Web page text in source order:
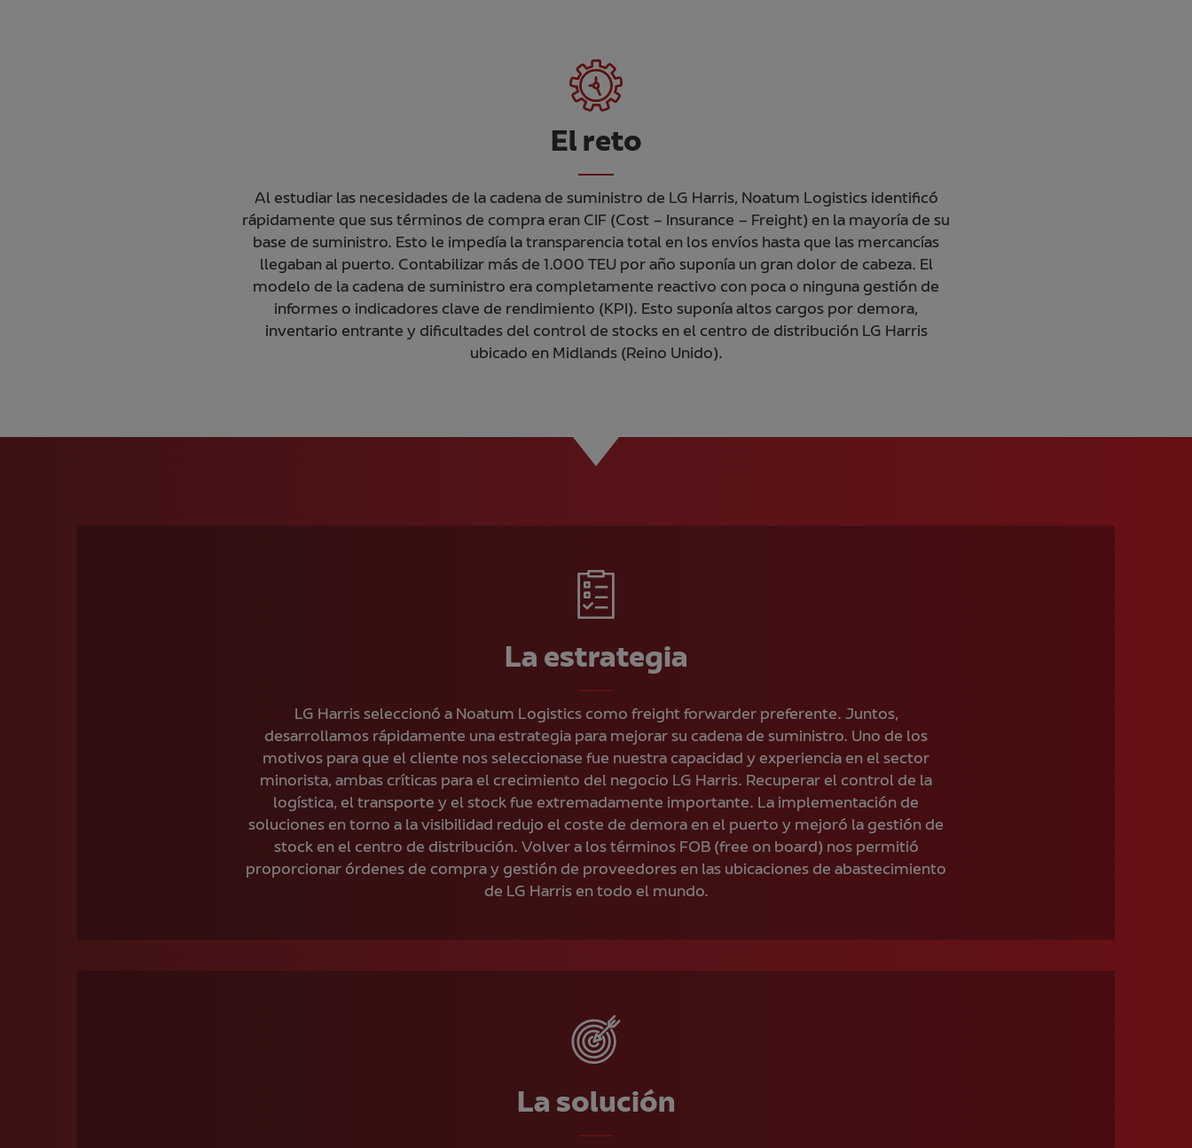
El reto
Al estudiar las necesidades de la cadena de suministro de LG Harris, Noatum Logistics identificó
rápidamente que sus términos de compra eran CIF (Cost – Insurance – Freight) en la mayoría de su
base de suministro. Esto le impedía la transparencia total en los envíos hasta que las mercancías
llegaban al puerto. Contabilizar más de 1.000 TEU por año suponía un gran dolor de cabeza. El
modelo de la cadena de suministro era completamente reactivo con poca o ninguna gestión de
informes o indicadores clave de rendimiento (KPI). Esto suponía altos cargos por demora,
inventario entrante y dificultades del control de stocks en el centro de distribución LG Harris
ubicado en Midlands (Reino Unido).
La estrategia
LG Harris seleccionó a Noatum Logistics como freight forwarder preferente. Juntos,
desarrollamos rápidamente una estrategia para mejorar su cadena de suministro. Uno de los
motivos para que el cliente nos seleccionase fue nuestra capacidad y experiencia en el sector
minorista, ambas críticas para el crecimiento del negocio LG Harris. Recuperar el control de la
logística, el transporte y el stock fue extremadamente importante. La implementación de
soluciones en torno a la visibilidad redujo el coste de demora en el puerto y mejoró la gestión de
stock en el centro de distribución. Volver a los términos FOB (free on board) nos permitió
proporcionar órdenes de compra y gestión de proveedores en las ubicaciones de abastecimiento
de LG Harris en todo el mundo.
La solución